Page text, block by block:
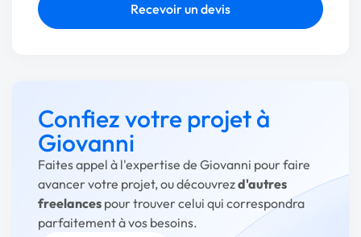
Recevoir un devis
Confiez votre projet à
Giovanni
Faites appel à l'expertise de Giovanni pour faire
avancer votre projet, ou découvrezd'autres
freelances pour trouver celui qui correspondra
parfaitement à vos besoins.